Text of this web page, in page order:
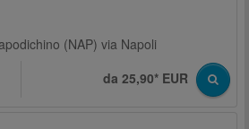
(NAP) via Napoli
da 25,90* EUR